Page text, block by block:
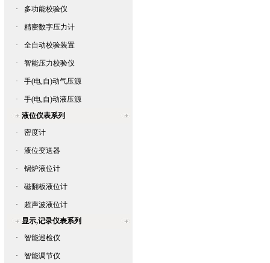
· 多功能校验仪
· 精密数字压力计
· 全自动校验装置
· 智能压力校验仪
· 手(电,自)动气压源
·
手(电,自)动液压源
液位仪表系列
·
密度计
· 液位变送器
· 锅炉液位计
· 磁翻板液位计
·
超声波液位计
显示,记录仪表系列
·
智能巡检仪
· 智能调节仪